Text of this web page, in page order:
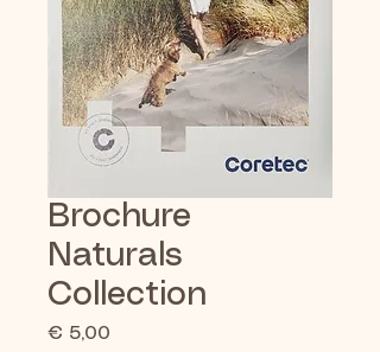
Brochure
Naturals
Collection
€ 5,00